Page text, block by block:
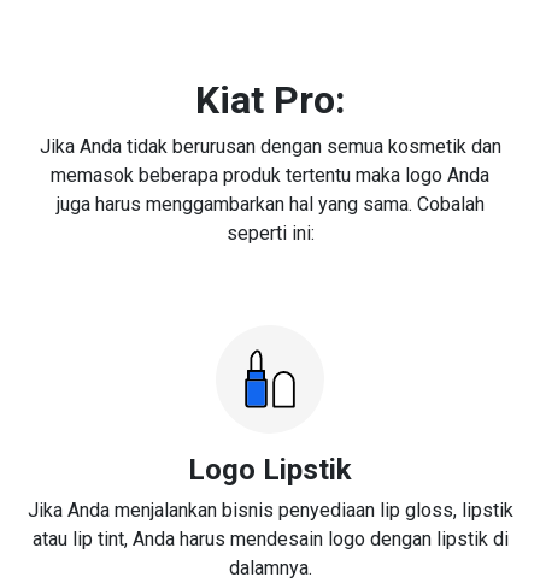
Kiat Pro:
Jika Anda tidak berurusan dengan semua kosmetik dan
memasok beberapa produk tertentu maka logo Anda
juga harus menggambarkan hal yang sama. Cobalah
seperti ini:
Logo Lipstik
Jika Anda menjalankan bisnis penyediaan lip gloss, lipstik
atau lip tint, Anda harus mendesain logo dengan lipstik di
dalamnya.